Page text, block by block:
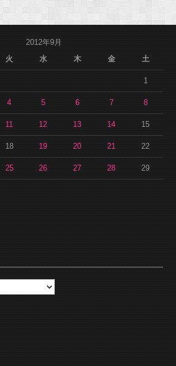
2012年9月
火 水 木 金 土
1
4 5 6 7 8
11 12 13 14 15
18 19 20 21 22
25 26 27 28 29